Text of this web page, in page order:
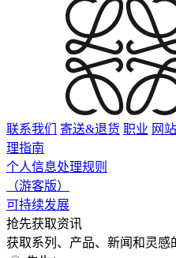
联系我们 寄送&退货 职业 网
理指南
个人信息处理规则
（游客版）
可持续发展
抢先获取资讯
获取系列、产品、新闻和灵感